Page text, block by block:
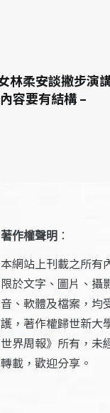
林柔安談撇步演
容要有結構 –
著作權聲明 ：
本網站上刊載之所有
限於文字、圖片、攝
音、軟體及檔案，均
護，著作權歸世新大
世界周報》所有，未
轉載，歡迎分享。